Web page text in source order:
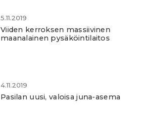
5.11.2019
Viiden kerroksen massiivinen
maanalainen pysäköintilaitos
4.11.2019
Pasilan uusi, valoisa juna-asema